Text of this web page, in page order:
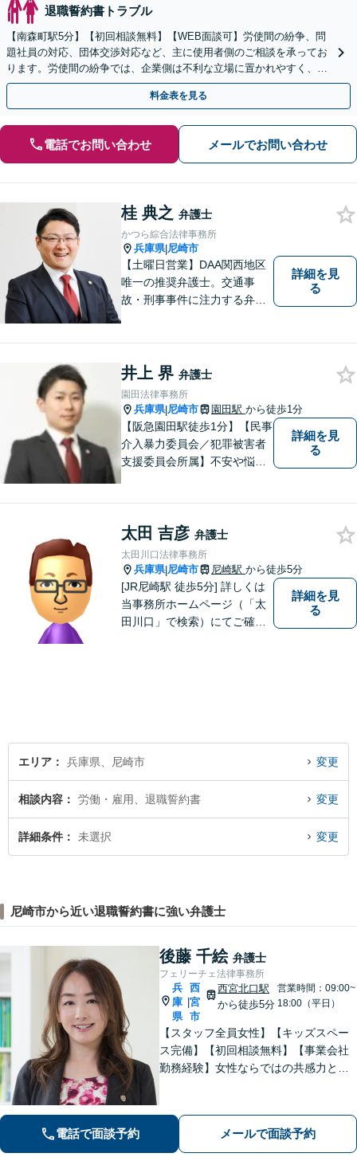
退職誓約書トラブル
【南森町駅5分】【初回相談無料】【WEB面談可】労使間の紛争、問
題社員の対応、団体交渉対応など、主に使用者側のご相談を承ってお
ります。労使間の紛争では、企業側は不利な立場に置かれやすく、適
切な対応が必要です。お早めに弁護士にご相談ください。
料金表を見る
電話でお問い合わせ メールでお問い合わせ
桂 典之 弁護士
かつら綜合法律事務所
兵庫県|尼崎市
【土曜日営業】DAA関西地区
唯一の推奨弁護士。交通事
故・刑事事件に注力する弁護
相続等の幅広い分野に対応。
【電話・オンライン相談可】
詳細を見
る
井上 界 弁護士
園田法律事務所
兵庫県|尼崎市 園田駅 から徒歩1分
【阪急園田駅徒歩1分】【民事
介入暴力委員会／犯罪被害者
支援委員会所属】不安や悩み
期の対策こそが解決にとって
最も有効な手段です。最高の
法的サービスを社会の隅々に
まで届けます。
詳細を見
る
太田 吉彦 弁護士
太田川口法律事務所
兵庫県|尼崎市 尼崎駅 から徒歩5分
[JR尼崎駅 徒歩5分] 詳しくは
当事務所ホームページ（「太
田川口」で検索）にてご確認
詳細を見
る
エリア 兵庫県、尼崎市 変更
相談内容 労働・雇用、退職誓約書 変更
詳細条件 未選択 変更
尼崎市から近い退職誓約書に強い弁護士
後藤 千絵 弁護士
フェリーチェ法律事務所
兵
庫
県
|
西
宮
市
西宮北口駅
から徒歩5分
営業時間：09:00~
18:00（平日）
【スタッフ全員女性】【キッズスペー
ス完備】【初回相談無料】【事業会社
勤務経験】女性ならではの共感力とコ
利を守ります。特に離婚や相続など家
族の事案が得意です。
電話で面談予約 メールで面談予約